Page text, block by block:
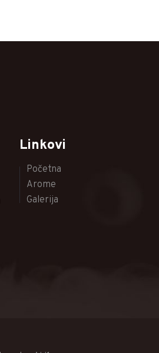
Linkovi
Početna
Arome
Galerija